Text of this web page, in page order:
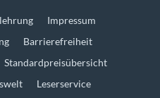
Impressum
Barrierefreiheit
Standardpreisübersicht
Leserservice